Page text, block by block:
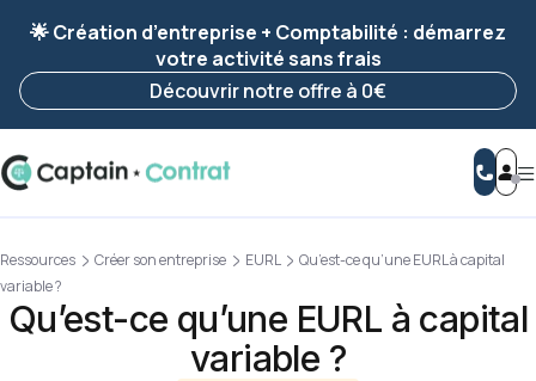
enregistrée 🚀
Reprendre ma démarche
🌟 Création d’entreprise + Comptabilité : démarrez
votre activité sans frais
Découvrir notre offre à 0€
Ressources Créer son entreprise EURL
Qu’est-ce qu’une EURL à capital
variable ?
Qu’est-ce qu’une EURL à capital
variable ?